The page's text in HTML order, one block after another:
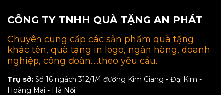
CÔNG TY TNHH QUÀ TẶNG AN PHÁT
Chuyên cung cấp các sản phẩm quà tặng
khắc tên, quà tặng in logo, ngân hàng, doanh
nghiệp, công đoàn.....theo yêu cầu.
Trụ sở: Số 16 ngách 312/1/4 đường Kim Giang - Đại Kim -
Hoàng Mai - Hà Nội.